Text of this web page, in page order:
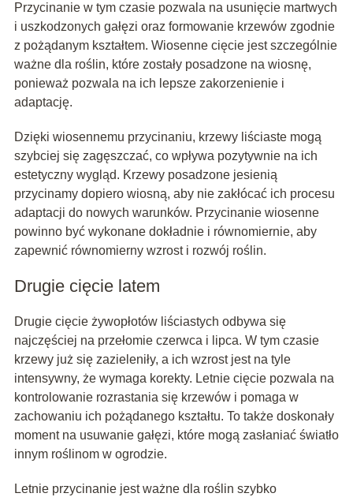
Przycinanie w tym czasie pozwala na usunięcie martwych
i uszkodzonych gałęzi oraz formowanie krzewów zgodnie
z pożądanym kształtem. Wiosenne cięcie jest szczególnie
ważne dla roślin, które zostały posadzone na wiosnę,
ponieważ pozwala na ich lepsze zakorzenienie i
adaptację.
Dzięki wiosennemu przycinaniu, krzewy liściaste mogą
szybciej się zagęszczać, co wpływa pozytywnie na ich
estetyczny wygląd. Krzewy posadzone jesienią
przycinamy dopiero wiosną, aby nie zakłócać ich procesu
adaptacji do nowych warunków. Przycinanie wiosenne
powinno być wykonane dokładnie i równomiernie, aby
zapewnić równomierny wzrost i rozwój roślin.
Drugie cięcie latem
Drugie cięcie żywopłotów liściastych odbywa się
najczęściej na przełomie czerwca i lipca. W tym czasie
krzewy już się zazieleniły, a ich wzrost jest na tyle
intensywny, że wymaga korekty. Letnie cięcie pozwala na
kontrolowanie rozrastania się krzewów i pomaga w
zachowaniu ich pożądanego kształtu. To także doskonały
moment na usuwanie gałęzi, które mogą zasłaniać światło
innym roślinom w ogrodzie.
Letnie przycinanie jest ważne dla roślin szybko